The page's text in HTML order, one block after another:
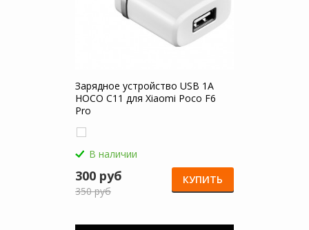
Зарядное устройство USB 1A
HOCO C11 для Xiaomi Poco F6
Pro
В наличии
300 руб
350 руб
КУПИТЬ